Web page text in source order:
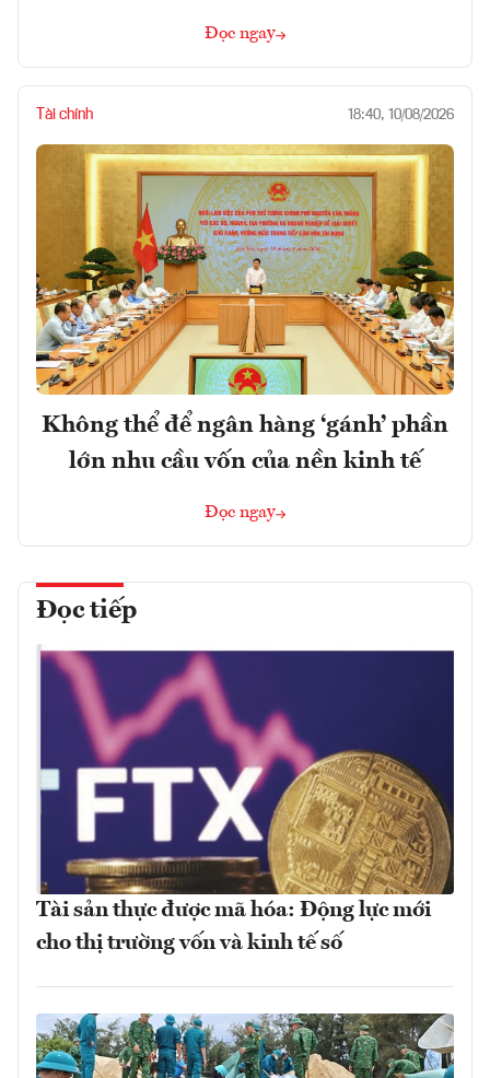
Đọc ngay
Tài chính 18:40, 10/08/2026
Không thể để ngân hàng ‘gánh’ phần
lớn nhu cầu vốn của nền kinh tế
Đọc ngay
Đọc tiếp
Tài sản thực được mã hóa: Động lực mới
cho thị trường vốn và kinh tế số